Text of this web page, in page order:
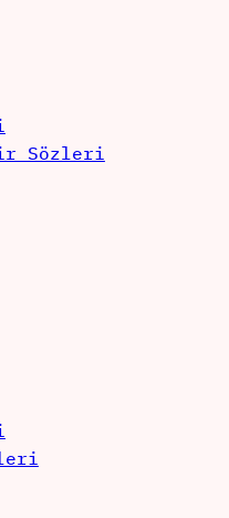
Sözleri